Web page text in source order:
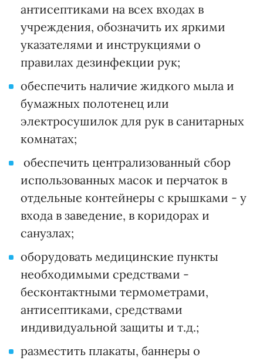
антисептиками на всех входах в
учреждения, обозначить их яркими
указателями и инструкциями о
правилах дезинфекции рук;
обеспечить наличие жидкого мыла и
бумажных полотенец или
электросушилок для рук в санитарных
комнатах;
обеспечить централизованный сбор
использованных масок и перчаток в
отдельные контейнеры с крышками - у
входа в заведение, в коридорах и
санузлах;
оборудовать медицинские пункты
необходимыми средствами -
бесконтактными термометрами,
антисептиками, средствами
индивидуальной защиты и т.д.;
разместить плакаты, баннеры о